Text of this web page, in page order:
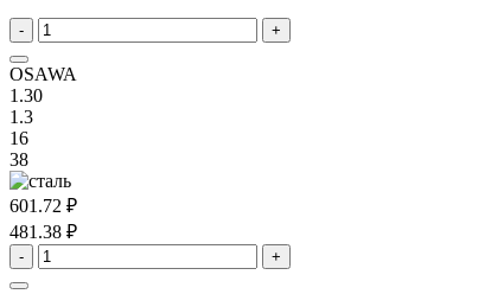
- +
OSAWA
1.30
1.3
16
38
601.72 ₽
481.38 ₽
- +